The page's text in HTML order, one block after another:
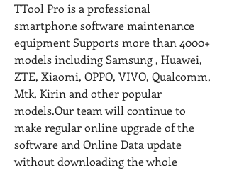
TTool Pro is a professional
smartphone software maintenance
equipment Supports more than 4000+
models including Samsung , Huawei,
ZTE, Xiaomi, OPPO, VIVO, Qualcomm,
Mtk, Kirin and other popular
models.Our team will continue to
make regular online upgrade of the
software and Online Data update
without downloading the whole